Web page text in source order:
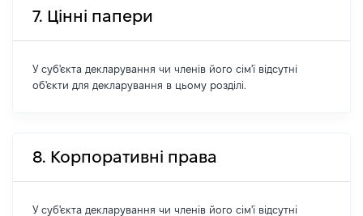
7. Цінні папери
У суб'єкта декларування чи членів його сім'ї відсутні
об'єкти для декларування в цьому розділі.
8. Корпоративні права
У суб'єкта декларування чи членів його сім'ї відсутні